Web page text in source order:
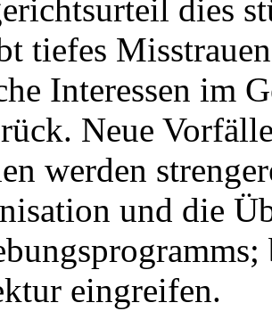
dies
tiefes
Interessen im
Neue
werden
und die
eingreifen.